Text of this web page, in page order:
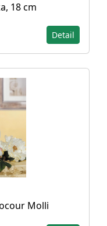
18 cm
Detail
Molli